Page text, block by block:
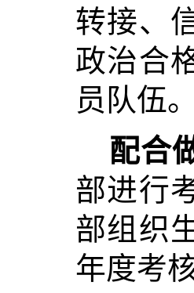
转接、
政治合
员队伍
配合
部进行
部组织
年度考